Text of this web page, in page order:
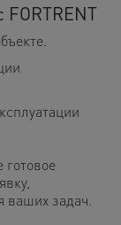
задач.